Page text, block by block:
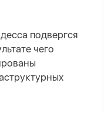
подвергся
чего